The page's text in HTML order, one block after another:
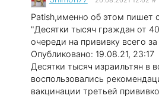
Patish,именно об этом пишет
"Десятки тысяч граждан от
очереди на прививку всего за
Опубликовано: 19.08.21, 23:17
Десятки тысяч израильтян в
воспользовались
вакцинации третьей